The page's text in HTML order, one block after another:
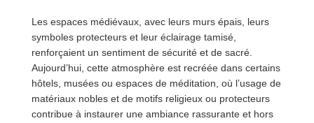
Les espaces médiévaux, avec leurs murs épais, leurs
symboles protecteurs et leur éclairage tamisé,
renforçaient un sentiment de sécurité et de sacré.
Aujourd’hui, cette atmosphère est recréée dans certains
hôtels, musées ou espaces de méditation, où l’usage de
matériaux nobles et de motifs religieux ou protecteurs
contribue à instaurer une ambiance rassurante et hors